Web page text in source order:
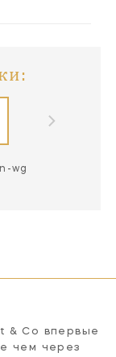
wg
& Co впервые
чем через